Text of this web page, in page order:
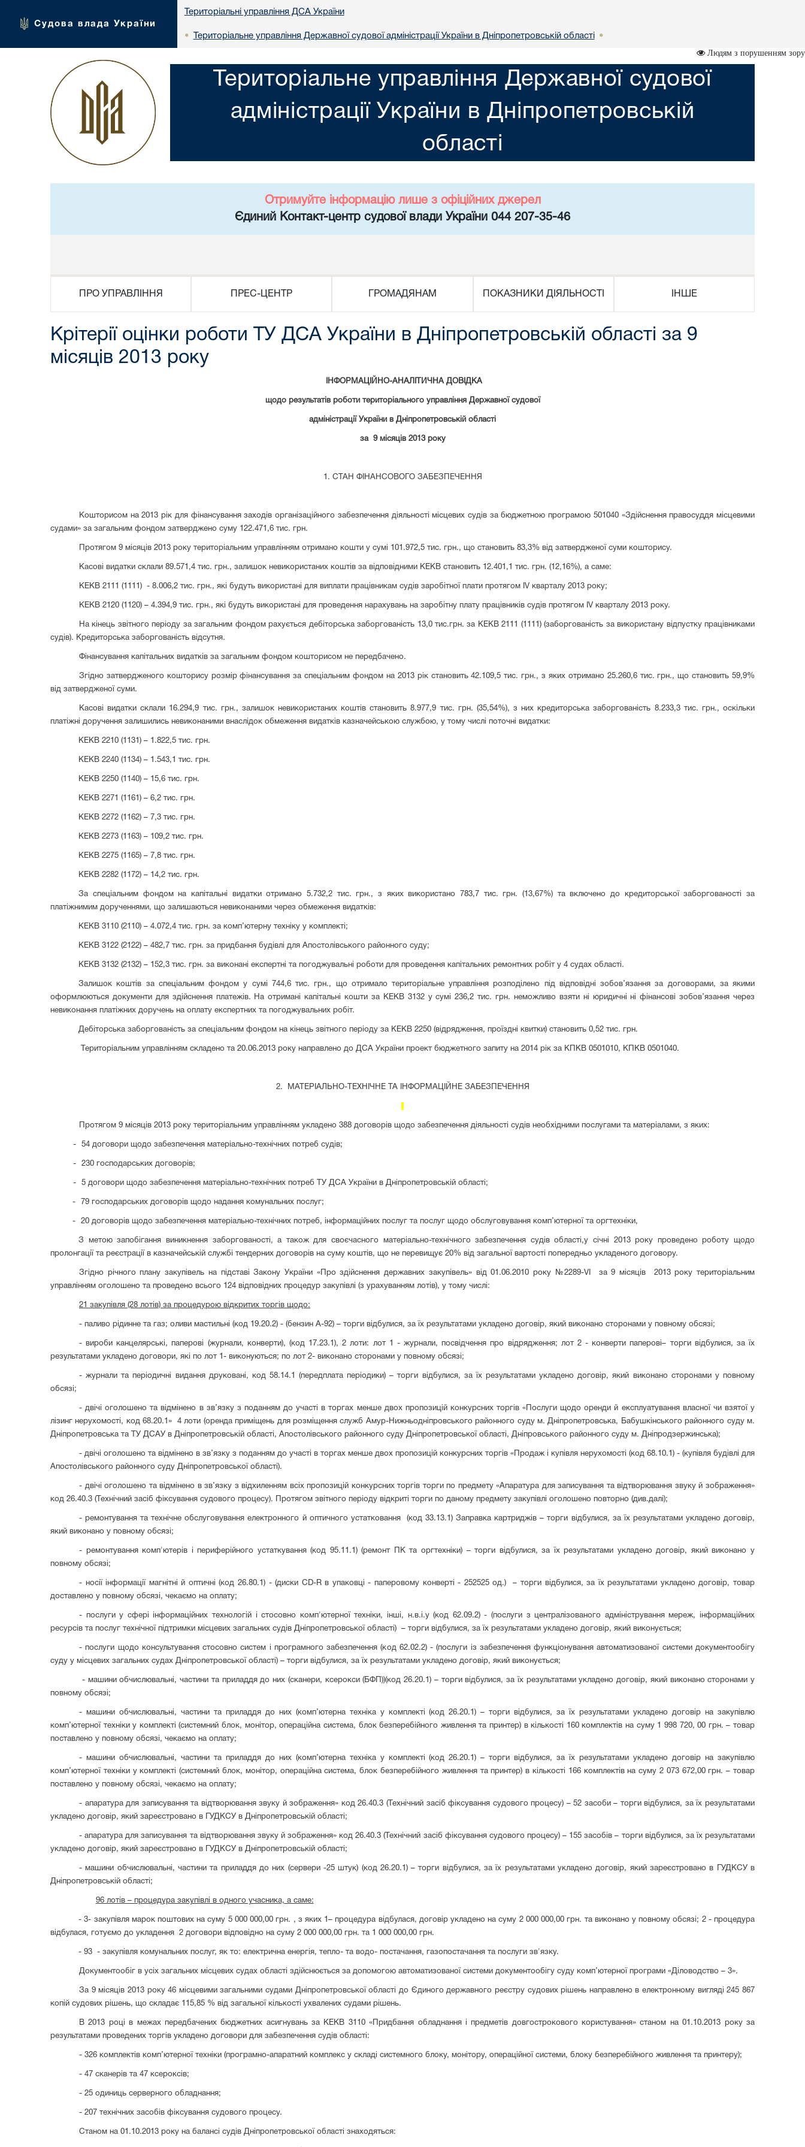
Судова влада України
Територіальні управління ДСА України
• Територіальне управління Державної судової адміністрації України в Днiпропетровській областi
•
Людям з порушенням зору
Територіальне управління Державної судової
адміністрації України в Днiпропетровській
областi
Отримуйте інформацію лише з офіційних джерел
Єдиний Контакт-центр судової влади України 044 207-35-46
ПРО УПРАВЛІННЯ ПРЕС-ЦЕНТР ГРОМАДЯНАМ ПОКАЗНИКИ ДІЯЛЬНОСТІ ІНШЕ
Крітерії оцінки роботи ТУ ДСА України в Дніпропетровській області за 9
місяців 2013 року
ІНФОРМАЦІЙНО-АНАЛІТИЧНА ДОВІДКА
щодо результатів роботи територіального управління Державної судової
адміністрації України в Дніпропетровській області
за 9 місяців 2013року
1. СТАН ФІ НАНСОВОГО ЗАБЕЗПЕЧЕННЯ
Кошторисом на 2013 рік для фінансування заходів організаційного забезпечення діяльності місцевих судів за бюджетною програмою 501040 «Здійснення правосуддя місцевими
судами» за загальним фондом затверджено суму 122.471,6 тис. грн.
Протягом 9 місяців 2013 року територіальним управлінням отримано кошти у сумі 101.972,5 тис. грн., що становить 83,3% від затвердженої суми кошторису.
Касові видатки склали 89.571,4 тис. грн., залишок невикористаних коштів за відповідними КЕКВ становить 12.401,1 тис. грн. (12,16%), а саме:
КЕКВ 2111 (11 11) - 8.006,2 тис. грн., які будуть використані для виплати працівникам судів заробітної плати протягом І V кварталу 2013 року;
КЕКВ 2120 (1120) – 4.394,9 тис. грн., які будуть використані для проведення нарахувань на заробітну плату працівників судів протягом І V кварталу 2013 року.
На кінець звітного періоду за загальним фондом рахується дебіторська заборгованість 13,0 тис.грн. за КЕКВ 2111 (1111) (заборгованість за використану відпустку працівниками
судів). Кредиторська заборгованість відсутня.
Фінансування капітальних видатків за загальним фондом кошторисом не передбачено.
Згідно затвердженого кошторису розмір фінансування за спеціальним фондом на 2013 рік становить 42.109,5 тис. грн., з яких отримано 25.260,6 тис. грн., що становить59,9%
від затвердженої суми.
Касові видатки склали 16.294,9 тис. грн., залишок невикористаних коштів становить 8.977,9 тис. грн. (35,54%), з них кредиторська заборгованість 8.233,3 тис. грн., оскільки
платіжні доручення залишились невиконаними внаслідок обмеження видатків казначейською службою, у тому числі поточні видатки:
КЕКВ 2210 (1131) – 1.822,5 тис. грн.
КЕКВ 2240 (1134) – 1.543,1 тис. грн.
КЕКВ 2250 (1140) – 15,6 тис. грн.
КЕКВ 2271 (1161) – 6,2 тис. грн.
КЕКВ 2272 (1162) – 7,3 тис. грн.
КЕКВ 2273 (1163) – 109,2 тис. грн.
КЕКВ 2275 (1165) – 7,8 тис. грн.
КЕКВ 2282 (1172) – 14,2 тис. грн.
За спеціальним фондом на капітальні видатки отримано 5.732,2 тис. грн., з яких використано 783,7 тис. грн. (13,67%) та включено до кредиторської заборгованості за
платіжнимим дорученнями, що залишаються невиконаними через обмеження видатків:
КЕКВ 3110 (2110) – 4.072,4 тис. грн. за комп’ютерну техніку у комплекті;
КЕКВ 3122 (2122) – 482,7 тис. грн. за придбання будівлі для Апостолівського районного суду;
КЕКВ 3132 (2132) – 152,3 тис. грн. за виконані експертні та погоджувальні роботи для проведення капітальних ремонтних робіт у 4 судах області.
Залишок коштів за спеціальним фондом у сумі 744,6 тис. грн., що отримало територіальне управління розподілено під відповідні зобов’язання за договорами, за якими
оформлюються документи для здійснення платежів. На отримані капітальні кошти за КЕКВ 3132 у сумі 236,2 тис. грн. неможливо взяти ні юридичні ні фінансові зобов’язання через
невиконання платіжних доручень на оплату експертних та погоджувальних робіт.
Дебіторська заборгованість за спеціальним фондом на кінець звітного періоду за КЕКВ 2250 (відрядження, проїздні квитки) становить 0,52 тис. грн.
Територіальним управлінням складено та 20.06.2013 року направлено до ДСА України проект бюджетного запиту на 2014 рік за КПКВ 0501010, КПКВ 0501040.
2. МАТЕРІАЛЬНО-ТЕХНІЧНЕ ТА ІНФОРМАЦІЙНЕ ЗАБЕЗПЕЧЕННЯ
Протягом 9 місяців 201 3 року територіальним управлінням укладено 388 договорів щодо забезпечення діяльності судів необхідними послугами та матеріалами, з яких:
- 54 договори щодо забезпечення матеріально-технічних потреб судів;
- 230 господарських договорів;
- 5 договори щодо забезпечення матеріально-технічних потреб ТУ ДСА України в Дніпропетровській області;
- 79 господарських договорів щодо надання комунальних послуг;
- 20 договорів щодо забезпечення матеріально-технічних потреб, інформаційних послуг та послуг щодо обслуговування комп’ютерної та оргтехніки,
З метою запобігання виникнення заборгованості, а також для своєчасного матеріально-технічного забезпечення судів області,у січні 2013 року проведено роботу щодо
пролонгації та реєстрації в казначейській службі тендерних договорів на суму коштів, що не перевищує 20% від загальної вартості попередньо укладеного договору.
Згідно річного плану закупівель на підставі Закону України «Про здійснення державних закупівель» від 01.06.2010 року №2289-VI за 9 місяців 2013 року територіальним
управлінням оголошено та проведено всього 124 відповідних процедур закупівлі (з урахуванням лотів), у тому числі:
21 закупівля (28 лотів) за процедурою відкритих торгів щодо:
- паливо рідинне та газ; оливи мастильні (код 19.20.2) - (бензин А-92) – торги відбулися, за їх результатами укладено договір, який виконано сторонами у повному обсязі;
- вироби канцелярські, паперові (журнали, конверти), (код 17.23.1), 2 лоти: лот 1 - журнали, посвідчення про відрядження; лот 2 - конверти паперові– торги відбулися, за їх
результатами укладено договори, які по лот 1- виконуються; по лот 2- виконано сторонами у повному обсязі;
- журнали та періодичні видання друковані, код 58.14.1 (передплата періодики) – торги відбулися, за їх результатами укладено договір, який виконано сторонами у повному
обсязі;
- двічі оголошено та відмінено в зв’язку з поданням до участі в торгах менше двох пропозицій конкурсних торгів «Послуги щодо оренди й експлуатування власної чи взятої у
лізинг нерухомості, код 68.20.1» 4 лоти (оренда приміщень для розміщення служб Амур-Нижньодніпровського районного суду м. Дніпропетровська, Бабушкінського районного суду м.
Дніпропетровська та ТУ ДСАУ в Дніпропетровській області, Апостолівського районного суду Дніпропетровської області, Дніпровського районного суду м. Дніпродзержинська);
- двічі оголошено та відмінено в зв’язку з поданням до участі в торгах менше двох пропозицій конкурсних торгів «Продаж і купівля нерухомості (код 68.10.1) - (купівля будівлі для
Апостолівського районного суду Дніпропетровської області).
- двічі оголошено та відмінено в зв’язку з відхиленням всіх пропозицій конкурсних торгів торги по предмету «Апаратура для записування та відтворювання звуку й зображення»
код 26.40.3 (Технічний засіб фіксування судового процесу). Протягом звітного періоду відкриті торги по даному предмету закупівлі оголошено повторно (див.далі);
- ремонтування та технічне обслуговування електронного й оптичного устатковання (код 33.13.1) Заправка картриджів – торги відбулися, за їх результатами укладено договір,
який виконано у повному обсязі;
- ремонтування комп'ютерів і периферійного устаткування (код 95.11.1) (ремонт ПК та оргтехніки) – торги відбулися, за їх результатами укладено договір, який виконано у
повному обсязі;
- носії інформації магнітні й оптичні (код 26.80.1) - (диски CD-R в упаковці - паперовому конверті - 252525 од.) – торги відбулися, за їх результатами укладено договір, товар
доставлено у повному обсязі, чекаємо на оплату;
- послуги у сфері інформаційних технологій і стосовно комп'ютерної техніки, інші, н.в.і.у (код 62.09.2) - (послуги з централізованого адміністрування мереж, інформаційних
ресурсів та послуг технічної підтримки місцевих загальних судів Дніпропетровської області) – торги відбулися, за їх результатами укладено договір, який виконується;
- послуги щодо консультування стосовно систем і програмного забезпечення (код 62.02.2) - (послуги із забезпечення функціонування автоматизованої системи документообігу
суду у місцевих загальних судах Дніпропетровської області) – торги відбулися, за їх результатами укладено договір, який виконується;
- машини обчислювальні, частини та приладдя до них (сканери, ксерокси (БФП))(код 26.20.1) – торги відбулися, за їх результатами укладено договір, який виконано сторонами у
повному обсязі;
- машини обчислювальні, частини та приладдя до них (комп’ютерна техніка у комплекті (код 26.20.1) – торги відбулися, за їх результатами укладено договір на закупівлю
комп’ютерної техніки у комплекті (системний блок, монітор, операційна система, блок безперебійного живлення та принтер) в кількості 160 комплектів на суму 1 998 720, 00 грн. – товар
поставлено у повному обсязі, чекаємо на оплату;
- машини обчислювальні, частини та приладдя до них (комп’ютерна техніка у комплекті (код 26.20.1) – торги відбулися, за їх результатами укладено договір на закупівлю
комп’ютерної техніки у комплекті (системний блок, монітор, операційна система, блок безперебійного живлення та принтер) в кількості 166 комплектів на суму 2 073 672,00 грн. – товар
поставлено у повному обсязі, чекаємо на оплату;
- апаратура для записування та відтворювання звуку й зображення» код 26.40.3 (Технічний засіб фіксування судового процесу) – 52 засоби – торги відбулися, за їх результатами
укладено договір, який зареєстровано в ГУДКСУ в Дніпропетровській області;
- апаратура для записування та відтворювання звуку й зображення» код 26.40.3 (Технічний засіб фіксування судового процесу) – 155 засобів – торги відбулися, за їх результатами
укладено договір, який зареєстровано в ГУДКСУ в Дніпропетровській області;
- машини обчислювальні, частини та приладдя до них (сервери -25 штук) (код 26.20.1) – торги відбулися, за їх результатами укладено договір, який зареєстровано в ГУДКСУ в
Дніпропетровській області;
96 лотів – процедура закупівлі в одного учасника, а саме:
- 3- закупівля марок поштових на суму 5 000 000,00 грн. , з яких 1– процедура відбулася, договір укладено на суму 2 000 000,00 грн. та виконано у повному обсязі; 2 - процедура
відбулася, готуємо до укладення 2 договори відповідно на суму 2 000 000,00 грн. та 1 000 000,00 грн.
- 93 - закупівля комунальних послуг, як то: електрична енергія, тепло- та водо- постачання, газопостачання та послуги зв'язку.
Документообіг в усіх загальних місцевих судах області здійснюється за допомогою автоматизованої системи документообігу суду комп’ютерної програми «Діловодство – 3».
За 9 місяців 2013 року 46 місцевими загальними судами Дніпропетровської області до Єдиного державного реєстру судових рішень направлено в електронному вигляді 245 867
копій судових рішень, що складає 115,85 % від загальної кількості ухвалених судами рішень.
В 2013 році в межах передбачених бюджетних асигнувань за КЕКВ 3110 «Придбання обладнання і предметів довгострокового користування» станом на 01.10.2013 року за
результатами проведених торгів укладено договори для забезпечення судів області:
- 326 комплектів комп’ютерної техніки (програмно-апаратний комплекс у складі системного блоку, монітору, операційної системи, блоку безперебійного живлення та принтеру);
- 47 сканерів та 47 ксероксів;
- 25 одиниць серверного обладнання;
- 207 технічних засобів фіксування судового процесу.
Станом на 01.10.2013 року на балансі судів Дніпропетровської області знаходяться: